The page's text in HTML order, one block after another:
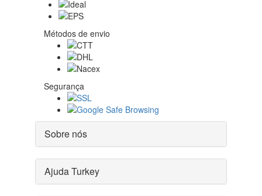
Métodos de envio
Segurança
Sobre nós
Ajuda Turkey